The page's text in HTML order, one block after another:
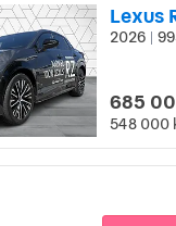
Lexus
2026
685
548 000